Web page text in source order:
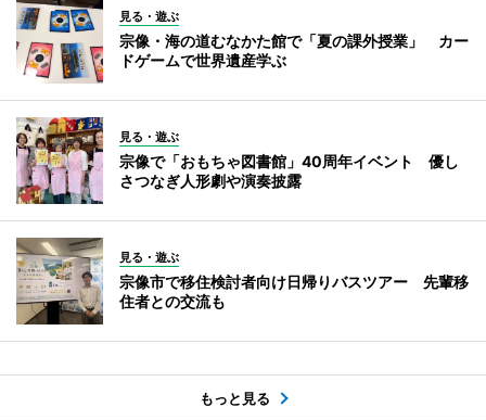
見る・遊ぶ
宗像・海の道むなかた館で「夏の課外授業」 カー
ドゲームで世界遺産学ぶ
見る・遊ぶ
宗像で「おもちゃ図書館」40周年イベント 優し
さつなぎ人形劇や演奏披露
見る・遊ぶ
宗像市で移住検討者向け日帰りバスツアー 先輩移
住者との交流も
もっと見る